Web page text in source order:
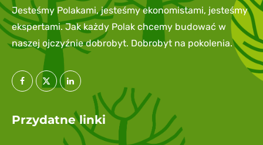
Jesteśmy Polakami, jesteśmy ekonomistami, jesteśmy
ekspertami. Jak każdy Polak chcemy budować w
naszej ojczyźnie dobrobyt. Dobrobyt na pokolenia.
Przydatne linki